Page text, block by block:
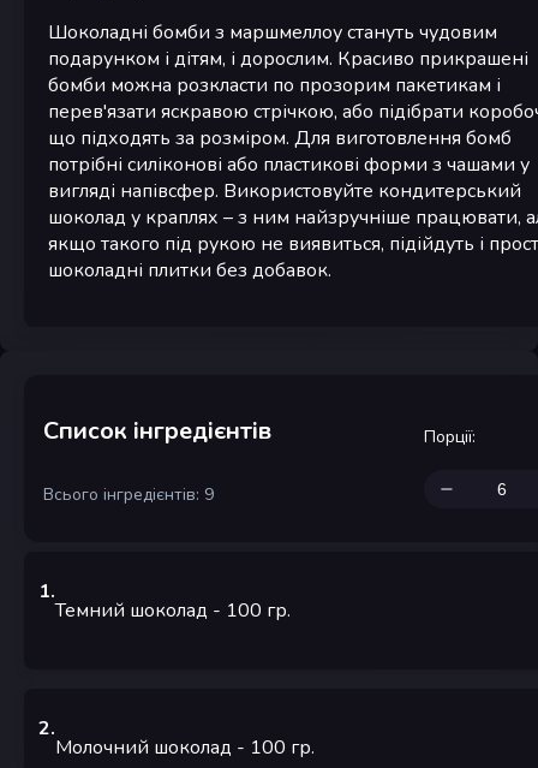
Шоколадні бомби з маршмеллоу стануть чудовим
подарунком і дітям, і дорослим. Красиво прикрашені
бомби можна розкласти по прозорим пакетикам і
перев'язати яскравою стрічкою, або підібрати
що підходять за розміром. Для виготовлення бомб
потрібні силіконові або пластикові форми з чашами у
вигляді напівсфер. Використовуйте кондитерський
шоколад у краплях – з ним найзручніше працювати,
якщо такого під рукою не виявиться, підійдуть і
шоколадні плитки без добавок.
Список інгредієнтів
Всього інгредієнтів: 9
Порції:
1.
Темний шоколад - 100 гр.
2.
Молочний шоколад - 100 гр.